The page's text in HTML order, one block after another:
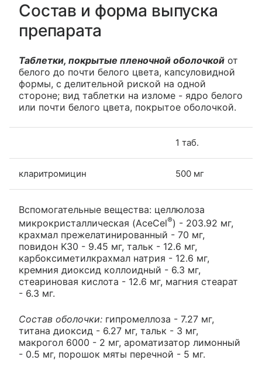
Состав и форма выпуска
препарата
Таблетки, покрытые пленочной оболочкой от
белого до почти белого цвета, капсуловидной
формы, с делительной риской на одной
стороне; вид таблетки на изломе - ядро белого
или почти белого цвета, покрытое оболочкой.
1 таб.
кларитромицин 500 мг
Вспомогательные вещества: целлюлоза
микрокристаллическая (AceCel®) - 203.92 мг,
крахмал прежелатинированный - 70 мг,
повидон K30 - 9.45 мг, тальк - 12.6 мг,
карбоксиметилкрахмал натрия - 12.6 мг,
кремния диоксид коллоидный - 6.3 мг,
стеариновая кислота - 12.6 мг, магния стеарат
- 6.3 мг.
Состав оболочки: гипромеллоза - 7.27 мг,
титана диоксид - 6.27 мг, тальк - 3 мг,
макрогол 6000 - 2 мг, ароматизатор лимонный
- 0.5 мг, порошок мяты перечной - 5 мг.